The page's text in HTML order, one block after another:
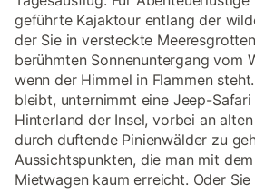
geführte Kajaktour entlang der
der Sie in versteckte
berühmten Sonnenuntergang vom
wenn der Himmel in Flammen
bleibt, unternimmt eine Jeep-
Hinterland der Insel, vorbei an
durch duftende Pinienwälder zu
Aussichtspunkten, die man mit
Mietwagen kaum erreicht. Oder